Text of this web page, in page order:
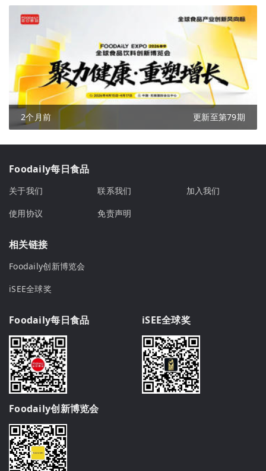
2个月前 更新至第79期
Foodaily每日食品
关于我们 联系我们
加入我们
使用协议
免责声明
相关链接
Foodaily创新博览会
iSEE全球奖
Foodaily每日食品 iSEE全球奖
Foodaily创新博览会